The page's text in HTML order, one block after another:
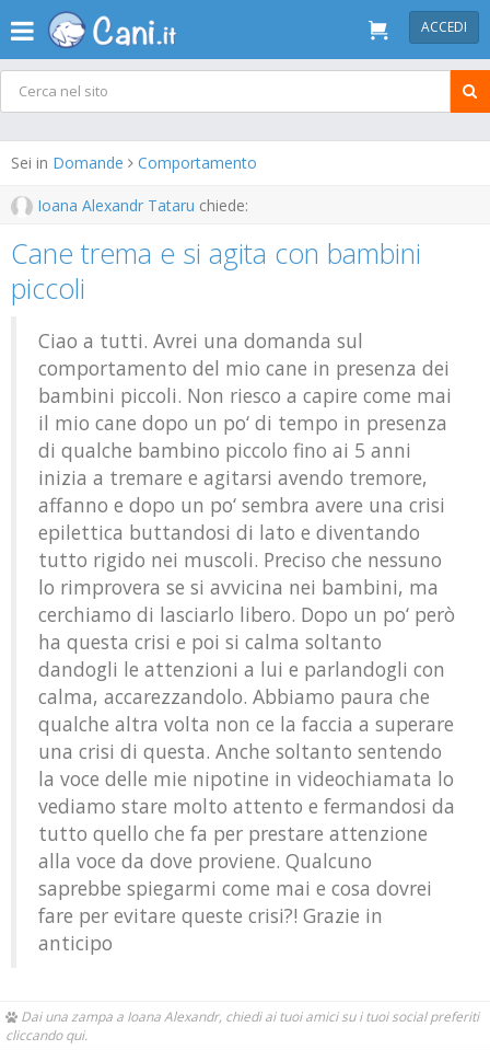
ACCEDI
Sei in Domande Comportamento
Ioana Alexandr Tataru chiede:
Cane trema e si agita con bambini
piccoli
Ciao a tutti. Avrei una domanda sul
comportamento del mio cane in presenza dei
bambini piccoli. Non riesco a capire come mai
il mio cane dopo un po‘ di tempo in presenza
di qualche bambino piccolo fino ai 5 anni
inizia a tremare e agitarsi avendo tremore,
affanno e dopo un po‘ sembra avere una crisi
epilettica buttandosi di lato e diventando
tutto rigido nei muscoli. Preciso che nessuno
lo rimprovera se si avvicina nei bambini, ma
cerchiamo di lasciarlo libero. Dopo un po‘ però
ha questa crisi e poi si calma soltanto
dandogli le attenzioni a lui e parlandogli con
calma, accarezzandolo. Abbiamo paura che
qualche altra volta non ce la faccia a superare
una crisi di questa. Anche soltanto sentendo
la voce delle mie nipotine in videochiamata lo
vediamo stare molto attento e fermandosi da
tutto quello che fa per prestare attenzione
alla voce da dove proviene. Qualcuno
saprebbe spiegarmi come mai e cosa dovrei
fare per evitare queste crisi?! Grazie in
anticipo
Dai una zampa a Ioana Alexandr, chiedi ai tuoi amici su i tuoi social preferiti
cliccando qui.